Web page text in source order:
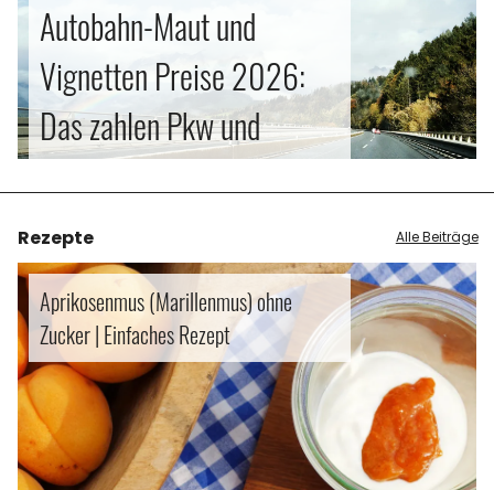
Autobahn-Maut und
Vignetten Preise 2026:
Das zahlen Pkw und
Motorradfahrer in den
Alpen
Rezepte Alle Beiträge
Aprikosenmus (Marillenmus) ohne
Zucker | Einfaches Rezept